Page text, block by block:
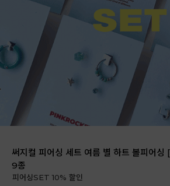
써지컬 피어싱 세트 여름 별 하트 볼피어싱
9종
피어싱SET 10% 할인